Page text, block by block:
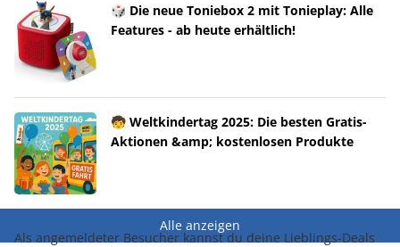
🎲 Die neue Toniebox 2 mit Tonieplay: Alle
Features - ab heute erhältlich!
🧒 Weltkindertag 2025: Die besten Gratis-
Aktionen &amp; kostenlosen Produkte
Alle anzeigen
Als angemeldeter Besucher kannst du deine Lieblings-Deals